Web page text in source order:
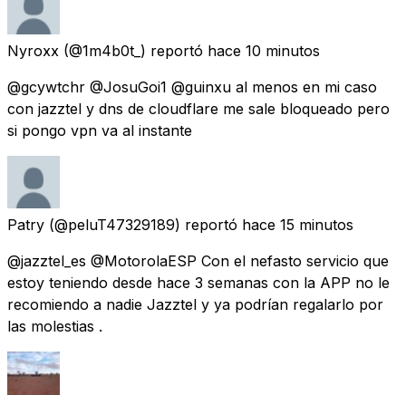
Nyroxx (@1m4b0t_) reportó hace 10 minutos
@gcywtchr @JosuGoi1 @guinxu al menos en mi caso
con jazztel y dns de cloudflare me sale bloqueado pero
si pongo vpn va al instante
Patry (@peluT47329189) reportó hace 15 minutos
@jazztel_es @MotorolaESP Con el nefasto servicio que
estoy teniendo desde hace 3 semanas con la APP no le
recomiendo a nadie Jazztel y ya podrían regalarlo por
las molestias .